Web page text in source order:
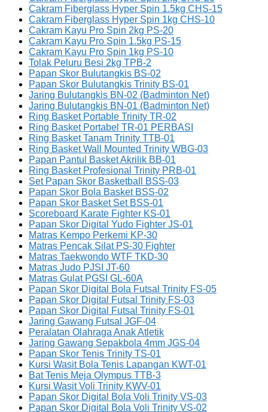
Cakram Fiberglass Hyper Spin 1.5kg CHS-15
Cakram Fiberglass Hyper Spin 1kg CHS-10
Cakram Kayu Pro Spin 2kg PS-20
Cakram Kayu Pro Spin 1.5kg PS-15
Cakram Kayu Pro Spin 1kg PS-10
Tolak Peluru Besi 2kg TPB-2
Papan Skor Bulutangkis BS-02
Papan Skor Bulutangkis Trinity BS-01
Jaring Bulutangkis BN-02 (Badminton Net)
Jaring Bulutangkis BN-01 (Badminton Net)
Ring Basket Portable Trinity TR-02
Ring Basket Portabel TR-01 PERBASI
Ring Basket Tanam Trinity TTB-01
Ring Basket Wall Mounted Trinity WBG-03
Papan Pantul Basket Akrilik BB-01
Ring Basket Profesional Trinity PRB-01
Set Papan Skor Basketball BSS-03
Papan Skor Bola Basket BSS-02
Papan Skor Basket Set BSS-01
Scoreboard Karate Fighter KS-01
Papan Skor Digital Yudo Fighter JS-01
Matras Kempo Perkemi KP-30
Matras Pencak Silat PS-30 Fighter
Matras Taekwondo WTF TKD-30
Matras Judo PJSI JT-60
Matras Gulat PGSI GL-60A
Papan Skor Digital Bola Futsal Trinity FS-05
Papan Skor Digital Futsal Trinity FS-03
Papan Skor Digital Futsal Trinity FS-01
Jaring Gawang Futsal JGF-04
Peralatan Olahraga Anak Atletik
Jaring Gawang Sepakbola 4mm JGS-04
Papan Skor Tenis Trinity TS-01
Kursi Wasit Bola Tenis Lapangan KWT-01
Bat Tenis Meja Olympus TTB-3
Kursi Wasit Voli Trinity KWV-01
Papan Skor Digital Bola Voli Trinity VS-03
Papan Skor Digital Bola Voli Trinity VS-02